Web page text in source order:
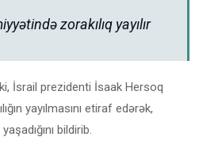
zorakılıq yayılır
İsrail prezidenti İsaak Hersoq
yayılmasını etiraf edərək,
bildirib.